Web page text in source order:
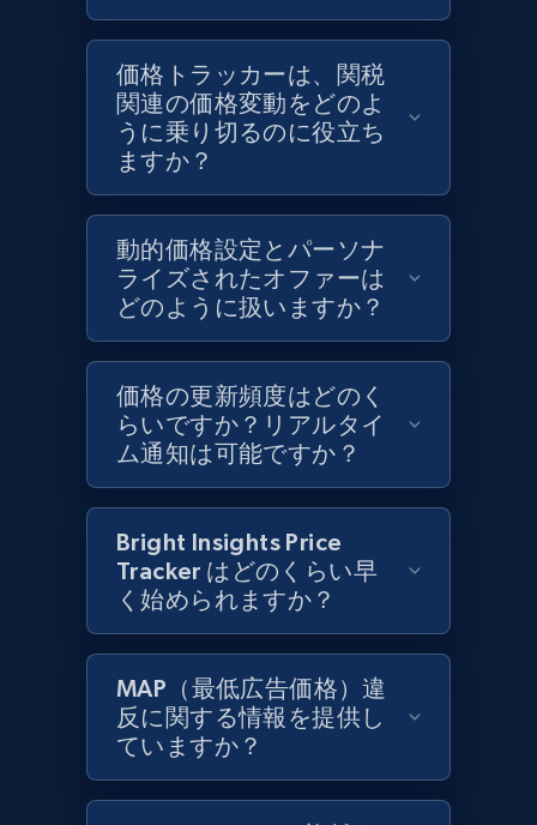
1.3K+ 175+ 今すぐ始める
Target - Discover products by category url
URL, Product id, Title, Product description,
Rating, Reviews count, Initial price, Discount,
and more.
1.3K+ 175+ 今すぐ始める
Target - Discover products by specified
URL, Product id, Title, Product description,
Rating, Reviews count, Initial price, Discount,
and more.
1.3K+ 175+ 今すぐ始める
Zara - Products
Category id, Product id, Product name, Price,
価格トラッカーは、関税
関連の価格変動をどのよ
うに乗り切るのに役立ち
ますか？
動的価格設定とパーソナ
ライズされたオファーは
どのように扱いますか？
価格の更新頻度はどのく
らいですか？リアルタイ
ム通知は可能ですか？
Bright Insights Price
Tracker はどのくらい早
く始められますか？
MAP（最低広告価格）違
反に関する情報を提供し
ていますか？